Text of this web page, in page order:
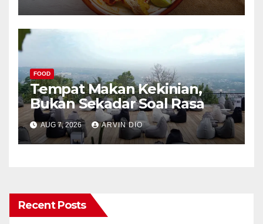
FOOD
Tempat Makan Kekinian,
Bukan Sekadar Soal Rasa
AUG 7, 2026 ARVIN DIO
Recent Posts